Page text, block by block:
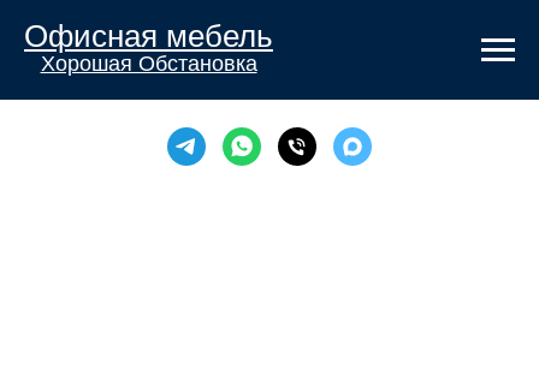
Офисная мебель
Хорошая Обстановка